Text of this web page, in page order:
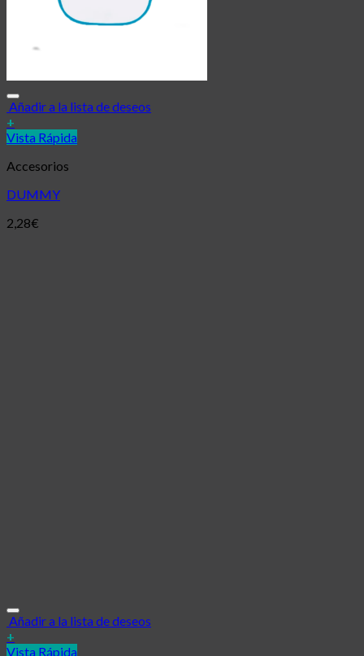
Añadir a la lista de deseos
+
Vista Rápida
Accesorios
DUMMY
2,28€
Añadir a la lista de deseos
+
Vista Rápida